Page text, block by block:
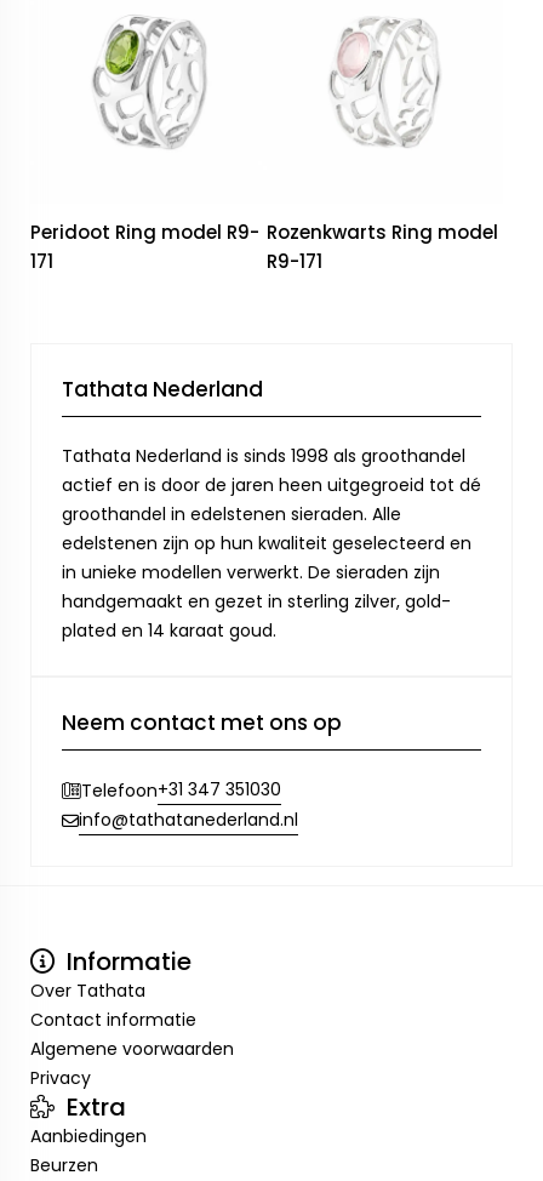
Peridoot Ring model R9-
171
Rozenkwarts Ring model
R9-171
Tathata Nederland
Tathata Nederland is sinds 1998 als groothandel
actief en is door de jaren heen uitgegroeid tot dé
groothandel in edelstenen sieraden. Alle
edelstenen zijn op hun kwaliteit geselecteerd en
in unieke modellen verwerkt. De sieraden zijn
handgemaakt en gezet in sterling zilver, gold-
plated en 14 karaat goud.
Neem contact met ons op
Telefoon+31 347 351030
info@tathatanederland.nl
Informatie
Over Tathata
Contact informatie
Algemene voorwaarden
Privacy
Extra
Aanbiedingen
Beurzen